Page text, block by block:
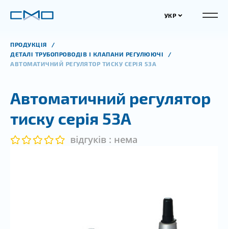
УКР
ПРОДУКЦІЯ
ДЕТАЛІ ТРУБОПРОВОДІВ І КЛАПАНИ РЕГУЛЮЮЧІ
АВТОМАТИЧНИЙ РЕГУЛЯТОР ТИСКУ СЕРІЯ 53А
Автоматичний регулятор
тиску серія 53А
відгуків : нема